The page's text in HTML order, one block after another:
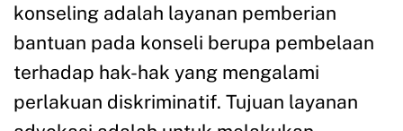
konseling adalah layanan pemberian
bantuan pada konseli berupa pembelaan
terhadap hak-hak yang mengalami
perlakuan diskriminatif. Tujuan layanan